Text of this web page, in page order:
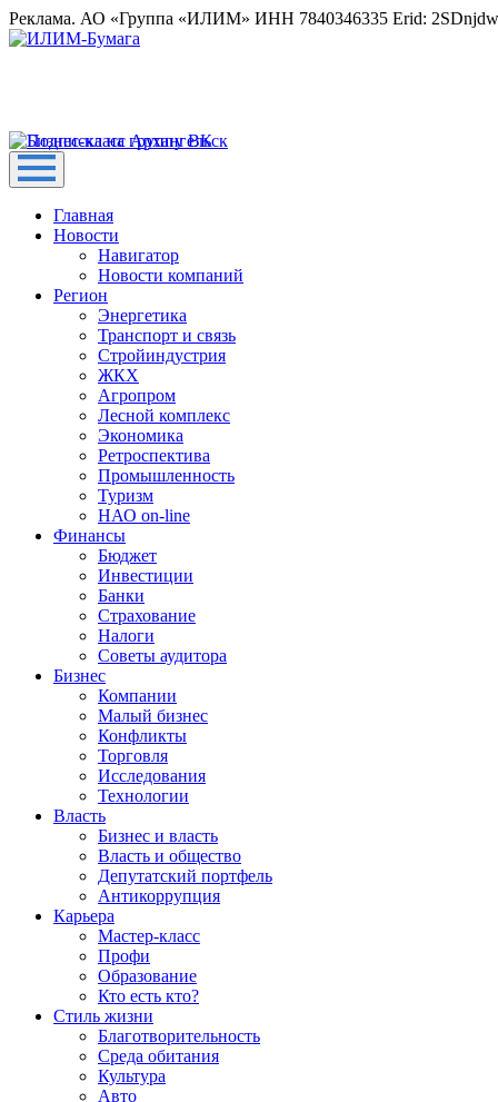
Реклама. АО «Группа «ИЛИМ» ИНН 7840346335 Erid:
Главная
Новости
Навигатор
Новости компаний
Регион
Энергетика
Транспорт и связь
Стройиндустрия
ЖКХ
Агропром
Лесной комплекс
Экономика
Ретроспектива
Промышленность
Туризм
НАО on-line
Финансы
Бюджет
Инвестиции
Банки
Страхование
Налоги
Советы аудитора
Бизнес
Компании
Малый бизнес
Конфликты
Торговля
Исследования
Технологии
Власть
Бизнес и власть
Власть и общество
Депутатский портфель
Антикоррупция
Карьера
Мастер-класс
Профи
Образование
Кто есть кто?
Стиль жизни
Благотворительность
Среда обитания
Культура
Авто